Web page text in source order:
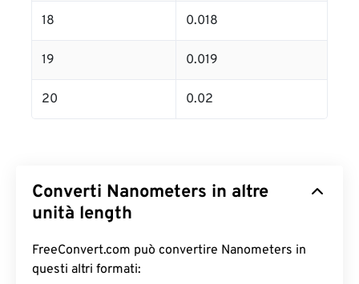
18 0.018
19 0.019
20 0.02
Converti Nanometers in altre
unità length
FreeConvert.com può convertire Nanometers in
questi altri formati: